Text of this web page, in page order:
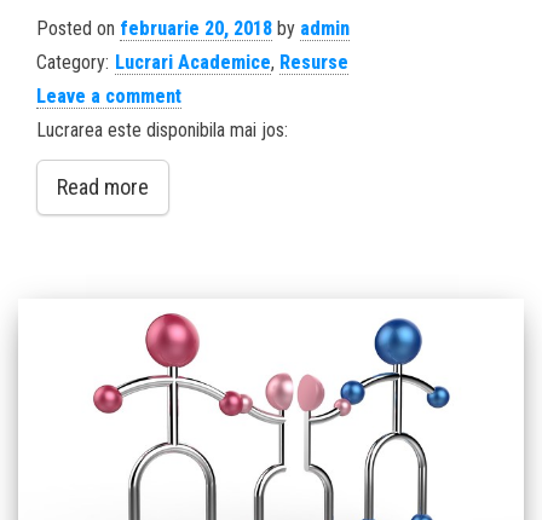
Posted on februarie 20, 2018 by admin
Category: Lucrari Academice, Resurse
Leave a comment
Lucrarea este disponibila mai jos:
Read more